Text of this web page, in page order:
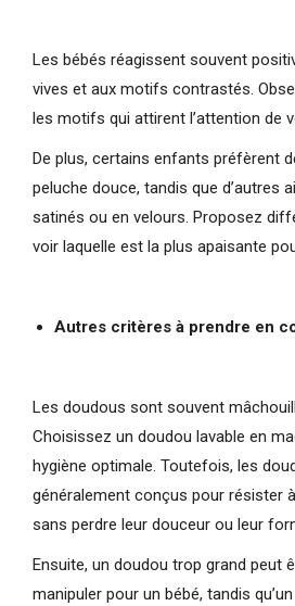
Les bébés réagissent souvent
vives et aux motifs contrastés.
les motifs qui attirent l’attention de
De plus, certains enfants préfèrent
peluche douce, tandis que d’autres
satinés ou en velours. Proposez
voir laquelle est la plus apaisante
Autres critères à prendre en
Les doudous sont souvent
Choisissez un doudou lavable en
hygiène optimale. Toutefois, les
généralement conçus pour résister
sans perdre leur douceur ou leur
Ensuite, un doudou trop grand peut
manipuler pour un bébé, tandis